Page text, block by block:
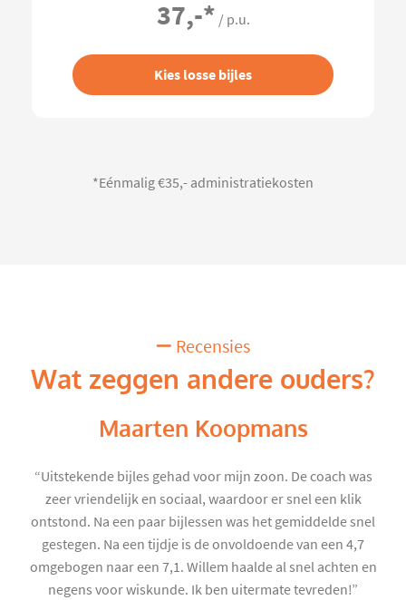
37,-* / p.u.
Kies losse bijles
*Eénmalig €35,- administratiekosten
Recensies
Wat zeggen andere ouders?
Maarten Koopmans
“Uitstekende bijles gehad voor mijn zoon. De coach was
zeer vriendelijk en sociaal, waardoor er snel een klik
ontstond. Na een paar bijlessen was het gemiddelde snel
gestegen. Na een tijdje is de onvoldoende van een 4,7
omgebogen naar een 7,1. Willem haalde al snel achten en
negens voor wiskunde. Ik ben uitermate tevreden!”